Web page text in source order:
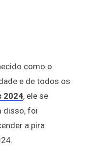
como o
e de todos os
2024, ele se
disso, foi
a pira